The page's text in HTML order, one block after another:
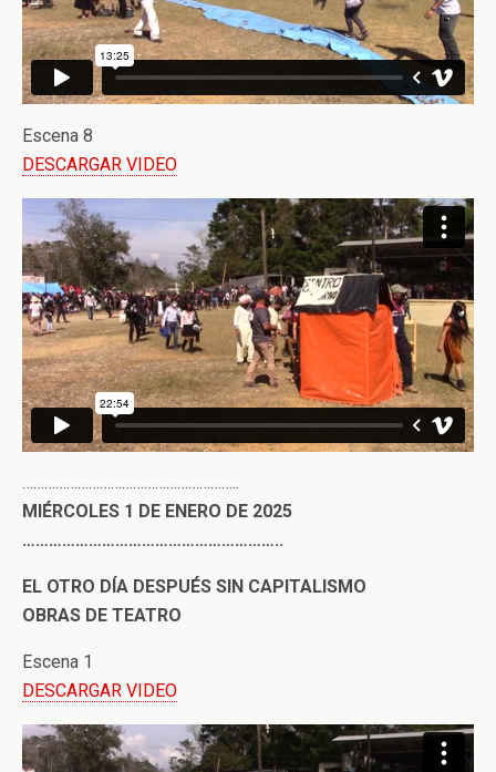
Escena 8
DESCARGAR VIDEO
…………………………………………………..
MIÉRCOLES 1 DE ENERO DE 2025
…………………………………………………..
EL OTRO DÍA DESPUÉS SIN CAPITALISMO
OBRAS DE TEATRO
Escena 1
DESCARGAR VIDEO